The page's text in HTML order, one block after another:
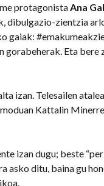
protagonistaAna
dibulgazio-zientzia
gaiak:
Eta bere
izan. Telesailen
Kattalin
izan dugu; beste
asko ditu, baina gu